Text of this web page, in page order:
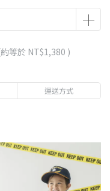
等於 NT$1,380 )
運送方式